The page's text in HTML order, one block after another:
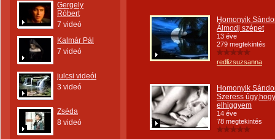
Gergely
Róbert
7 videó
Kalmár Pál
7 videó
julcsi videói
3 videó
Zséda
8 videó
Homonyik
Álmodj szépet
13 éve
279 megtekintés
redlizsuzsanna
Homonyik
Szeress úgy,hogy
elhiggyem
14 éve
78 megtekintés